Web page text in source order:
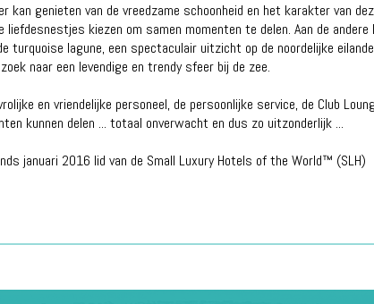
genieten van de vreedzame schoonheid en het karakter van
liefdesnestjes kiezen om samen momenten te delen. Aan de
turquoise lagune, een spectaculair uitzicht op de noordelijke
naar een levendige en trendy sfeer bij de zee.
en vriendelijke personeel, de persoonlijke service, de Club
kunnen delen ... totaal onverwacht en dus zo uitzonderlijk ...
januari 2016 lid van de Small Luxury Hotels of the World™ (SLH)